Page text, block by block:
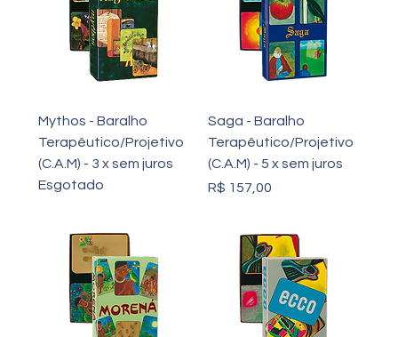
Mythos - Baralho
Terapêutico/Projetivo
(C.A.M) - 3 x sem juros
Esgotado
Saga - Baralho
Terapêutico/Projetivo
(C.A.M) - 5 x sem juros
Preço
R$ 157,00